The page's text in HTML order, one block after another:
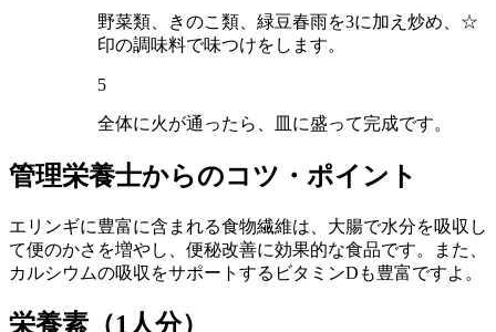
野菜類、きのこ類、緑豆春雨を3に加え炒め、☆
印の調味料で味つけをします。
5
全体に火が通ったら、皿に盛って完成です。
管理栄養士からのコツ・ポイント
エリンギに豊富に含まれる食物繊維は、大腸で水分を吸収し
て便のかさを増やし、便秘改善に効果的な食品です。また、
カルシウムの吸収をサポートするビタミンDも豊富ですよ。
栄養素 （1人分）